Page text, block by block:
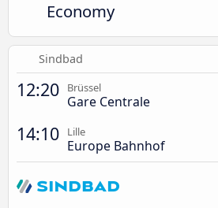
Economy
Sindbad
12:20 Brüssel
Gare Centrale
14:10 Lille
Europe Bahnhof